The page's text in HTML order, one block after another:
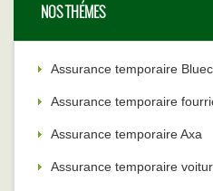
NOS THÉMES
Assurance temporaire
Assurance temporaire
Assurance temporaire Axa
Assurance temporaire